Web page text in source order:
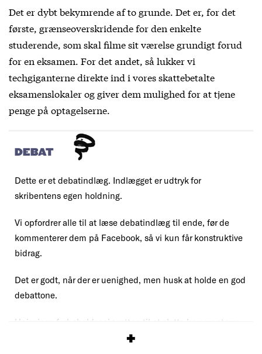
Det er dybt bekymrende af to grunde. Det er, for det
første, grænseoverskridende for den enkelte
studerende, som skal filme sit værelse grundigt forud
for en eksamen. For det andet, så lukker vi
techgiganterne direkte ind i vores skattebetalte
eksamenslokaler og giver dem mulighed for at tjene
penge på optagelserne.
DEBAT
Dette er et debatindlæg. Indlægget er udtryk for
skribentens egen holdning.
Vi opfordrer alle til at læse debatindlæg til ende, før de
kommenterer dem på Facebook, så vi kun får konstruktive
bidrag.
Det er godt, når der er uenighed, men husk at holde en god
debattone.
Uniavisen forbeholder sig retten til at slette kommentarer,
der overskrider vores debatregler.